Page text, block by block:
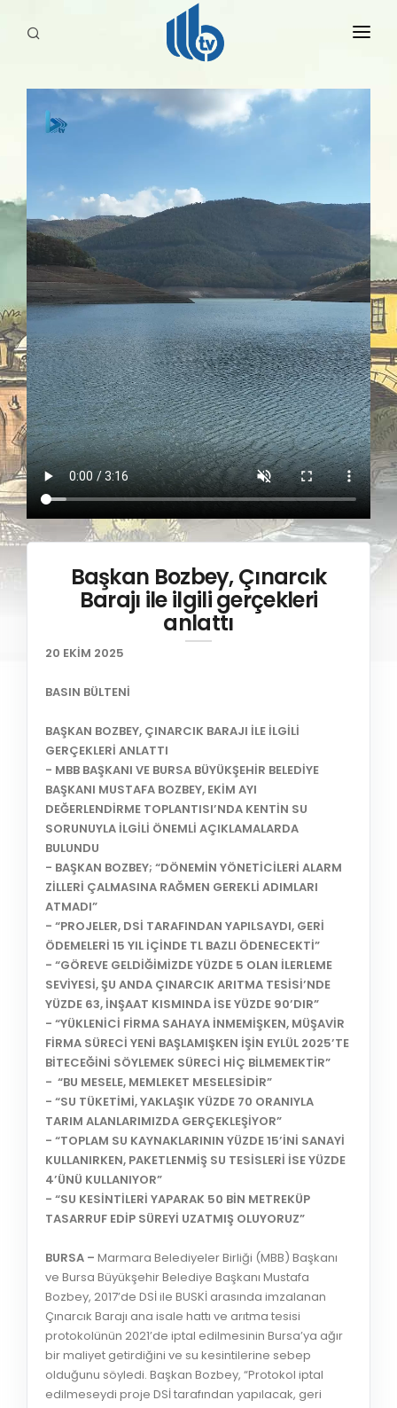
HABERLER
Başkan Bozbey, Çınarcık
Barajı ile ilgili gerçekleri
anlattı
20 EKİM 2025
BASIN BÜLTENİ
BAŞKAN BOZBEY, ÇINARCIK BARAJI İLE İLGİLİ
GERÇEKLERİ ANLATTI
- MBB BAŞKANI VE BURSA BÜYÜKŞEHİR BELEDİYE
BAŞKANI MUSTAFA BOZBEY, EKİM AYI
DEĞERLENDİRME TOPLANTISI’NDA KENTİN SU
SORUNUYLA İLGİLİ ÖNEMLİ AÇIKLAMALARDA
BULUNDU
- BAŞKAN BOZBEY; “DÖNEMİN YÖNETİCİLERİ ALARM
ZİLLERİ ÇALMASINA RAĞMEN GEREKLİ ADIMLARI
ATMADI”
- “PROJELER, DSİ TARAFINDAN YAPILSAYDI, GERİ
ÖDEMELERİ 15 YIL İÇİNDE TL BAZLI ÖDENECEKTİ”
- “GÖREVE GELDİĞİMİZDE YÜZDE 5 OLAN İLERLEME
SEVİYESİ, ŞU ANDA ÇINARCIK ARITMA TESİSİ’NDE
YÜZDE 63, İNŞAAT KISMINDA İSE YÜZDE 90’DIR”
- “YÜKLENİCİ FİRMA SAHAYA İNMEMİŞKEN, MÜŞAVİR
FİRMA SÜRECİ YENİ BAŞLAMIŞKEN İŞİN EYLÜL 2025’TE
BİTECEĞİNİ SÖYLEMEK SÜRECİ HİÇ BİLMEMEKTİR”
- “BU MESELE, MEMLEKET MESELESİDİR”
- “SU TÜKETİMİ, YAKLAŞIK YÜZDE 70 ORANIYLA
TARIM ALANLARIMIZDA GERÇEKLEŞİYOR”
- “TOPLAM SU KAYNAKLARININ YÜZDE 15’İNİ SANAYİ
KULLANIRKEN, PAKETLENMİŞ SU TESİSLERİ İSE YÜZDE
4’ÜNÜ KULLANIYOR”
- “SU KESİNTİLERİ YAPARAK 50 BİN METREKÜP
TASARRUF EDİP SÜREYİ UZATMIŞ OLUYORUZ”
BURSA – Marmara Belediyeler Birliği (MBB) Başkanı
ve Bursa Büyükşehir Belediye Başkanı Mustafa
Bozbey, 2017’de DSİ ile BUSKİ arasında imzalanan
Çınarcık Barajı ana isale hattı ve arıtma tesisi
protokolünün 2021’de iptal edilmesinin Bursa’ya ağır
bir maliyet getirdiğini ve su kesintilerine sebep
olduğunu söyledi. Başkan Bozbey, “Protokol iptal
edilmeseydi proje DSİ tarafından yapılacak, geri